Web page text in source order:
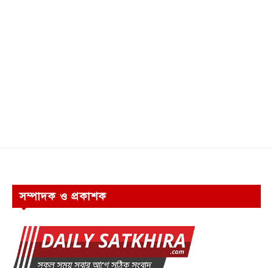
সম্পাদক ও প্রকাশক